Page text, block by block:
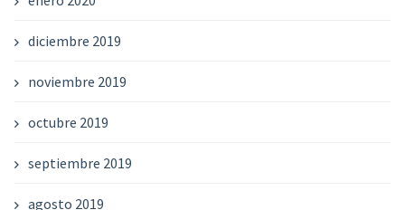
diciembre 2019
noviembre 2019
octubre 2019
septiembre 2019
agosto 2019